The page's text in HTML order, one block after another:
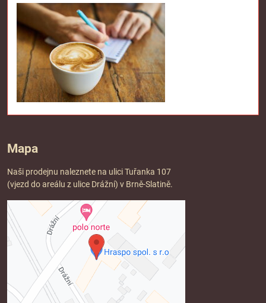
Mapa
Naši prodejnu naleznete na ulici Tuřanka 107
(vjezd do areálu z ulice Drážní) v Brně-Slatině.